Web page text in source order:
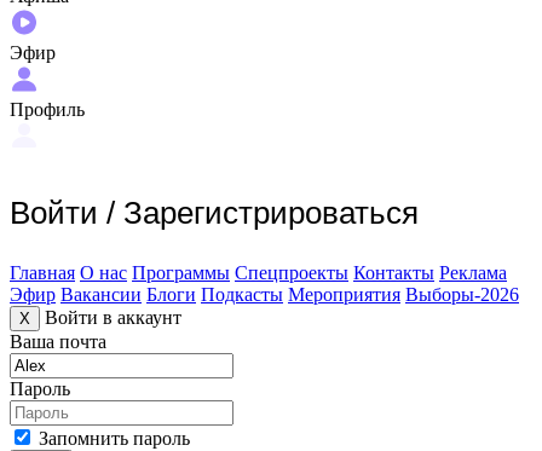
Эфир
Профиль
Войти / Зарегистрироваться
Главная О нас Программы Спецпроекты Контакты Реклама
Эфир Вакансии Блоги Подкасты Мероприятия Выборы-2026
X
Войти в аккаунт
Ваша почта
Пароль
Запомнить пароль